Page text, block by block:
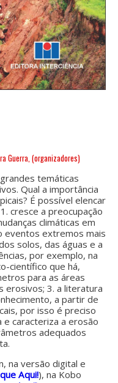
Guerra, (organizadores)
temáticas
Qual a importância
É possível elencar
cresce a preocupação
climáticas em
eventos extremos mais
solos, das águas e a
por exemplo, na
científico que há,
para as áreas
erosivos; 3. a literatura
a partir de
por isso é preciso
e caracteriza a erosão
adequados
na versão digital e
Aqui!), na Kobo